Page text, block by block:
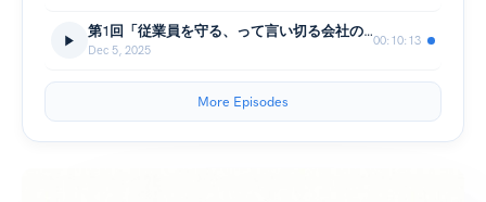
第1回「従業員を守る、って言い切る会社の話。」 （ゲスト：取締役・瀧英夫）
Dec 5, 2025
00:10:13
More Episodes